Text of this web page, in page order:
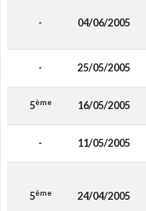
- 04/06/2005
- 25/05/2005
5ème 16/05/2005
- 11/05/2005
5ème 24/04/2005